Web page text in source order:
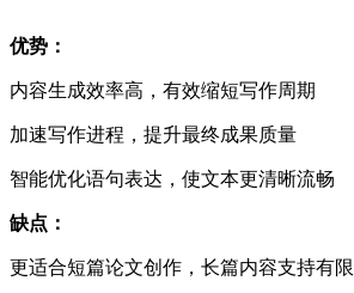
优势：
内容生成效率高，有效缩短写作周期
加速写作进程，提升最终成果质量
智能优化语句表达，使文本更清晰流畅
缺点：
更适合短篇论文创作，长篇内容支持有限